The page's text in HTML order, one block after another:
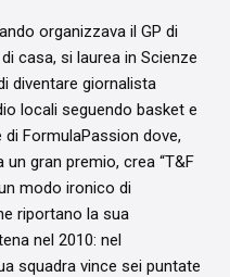
organizzava il GP di
casa, si laurea in Scienze
diventare giornalista
locali seguendo basket e
FormulaPassion dove,
gran premio, crea “T&F
modo ironico di
riportano la sua
nel 2010: nel
squadra vince sei puntate